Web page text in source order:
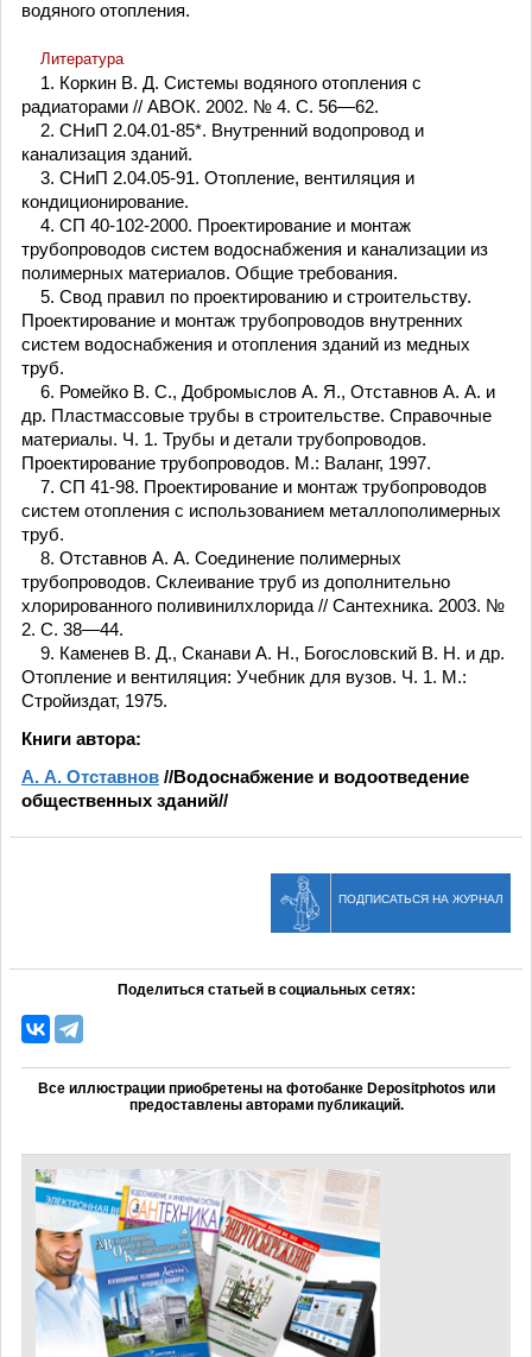
водяного отопления.
Литература
1. Коркин В. Д. Системы водяного отопления с
радиаторами // АВОК. 2002. № 4. С. 56—62.
2. СНиП 2.04.01-85*. Внутренний водопровод и
канализация зданий.
3. СНиП 2.04.05-91. Отопление, вентиляция и
кондиционирование.
4. СП 40-102-2000. Проектирование и монтаж
трубопроводов систем водоснабжения и канализации из
полимерных материалов. Общие требования.
5. Свод правил по проектированию и строительству.
Проектирование и монтаж трубопроводов внутренних
систем водоснабжения и отопления зданий из медных
труб.
6. Ромейко В. С., Добромыслов А. Я., Отставнов А. А. и
др. Пластмассовые трубы в строительстве. Справочные
материалы. Ч. 1. Трубы и детали трубопроводов.
Проектирование трубопроводов. М.: Валанг, 1997.
7. СП 41-98. Проектирование и монтаж трубопроводов
систем отопления с использованием металлополимерных
труб.
8. Отставнов А. А. Соединение полимерных
трубопроводов. Склеивание труб из дополнительно
хлорированного поливинилхлорида // Сантехника. 2003. №
2. С. 38—44.
9. Каменев В. Д., Сканави А. Н., Богословский В. Н. и др.
Отопление и вентиляция: Учебник для вузов. Ч. 1. М.:
Стройиздат, 1975.
Книги автора:
А. А. Отставнов //Водоснабжение и водоотведение
общественных зданий//
ПОДПИСАТЬСЯ НА ЖУРНАЛ
Поделиться статьей в социальных сетях:
Все иллюстрации приобретены на фотобанке Depositphotos или
предоставлены авторами публикаций.